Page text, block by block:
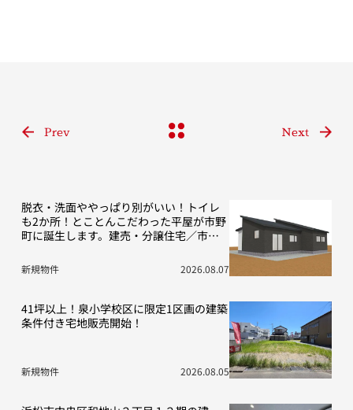
Prev Next
脱衣・洗面ややっぱり別がいい！トイレ
も2か所！とことんこだわった平屋が市野
町に誕生します。建売・分譲住宅／市野
新規物件 2026.08.07
41坪以上！泉小学校区に限定1区画の建築
条件付き宅地販売開始！
新規物件 2026.08.05